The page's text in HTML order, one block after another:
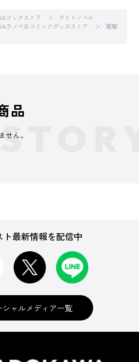
ブックストア
ライトノベル
ラノベ＆コミックグッズストア
電撃
品
せん。
ト最新情報を配信中
シャルメディア一覧